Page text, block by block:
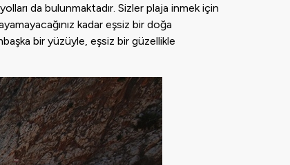
da bulunmaktadır. Sizler plaja inmek için
kadar eşsiz bir doğa
bir yüzüyle, eşsiz bir güzellikle